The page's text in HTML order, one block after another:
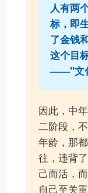
人有两
标，即
了金钱
这个目
——"文
因此，中
二阶段，
年龄，那
往，违背
己而活，
自己至关